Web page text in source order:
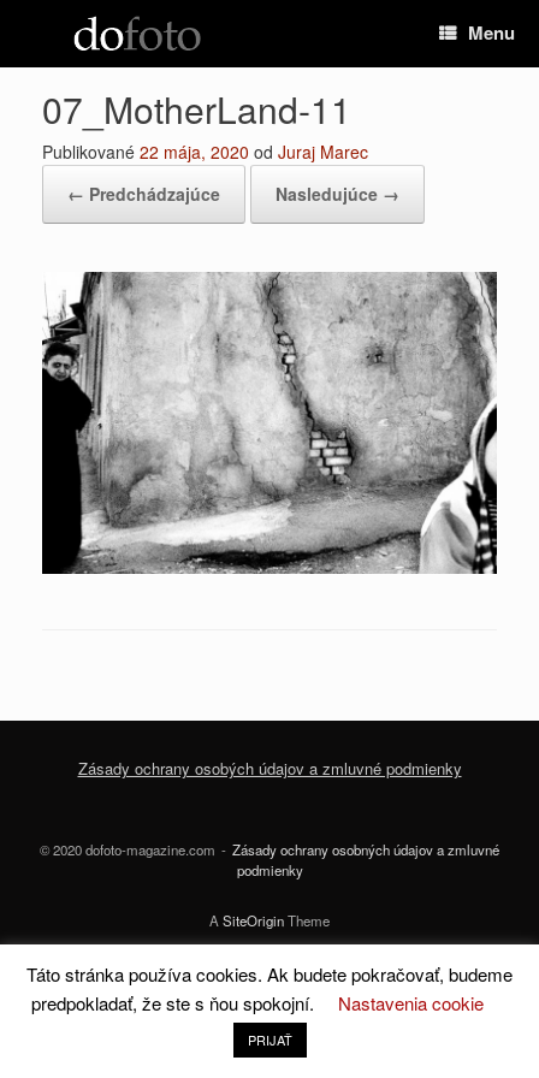
Menu
07_MotherLand-11
Publikované 22 mája, 2020 od Juraj Marec
← Predchádzajúce
Nasledujúce →
Zásady ochrany osobých údajov a zmluvné podmienky
© 2020 dofoto-magazine.com
Zásady ochrany osobných údajov a zmluvné
podmienky
A SiteOriginTheme
Táto stránka používa cookies. Ak budete pokračovať, budeme
predpokladať, že ste s ňou spokojní.
Nastavenia cookie
PRIJAŤ